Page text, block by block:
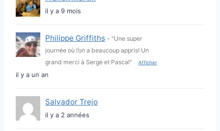
.
e
e
e
il y a 9 mois
Philippe Griffiths - "Une super
journée où l’on a beaucoup appris! Un
grand merci à Serge et Pascal"
Afficher
il y a un an
Salvador Trejo
il y a 2 années